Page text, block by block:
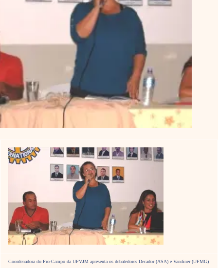
Coordenadora do Pro-Campo da UFVJM apresenta os debatedores Decador (ASA) e Vandiner (UFMG)